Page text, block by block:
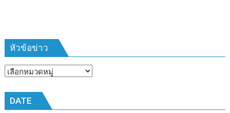
๒๕๖๙
หัวข้อข่าว
หัวข้อ
DATE